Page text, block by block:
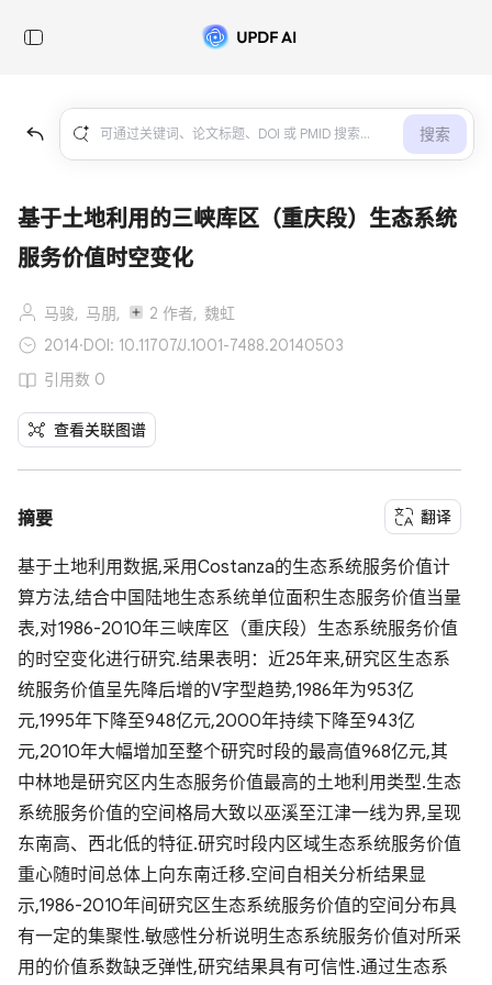
搜索
基于土地利用的三峡库区（重庆段）生态系统
服务价值时空变化
马骏, 马朋, 2 作者, 魏虹
2014·DOI: 10.11707/J.1001-7488.20140503
引用数 0
查看关联图谱
摘要 翻译
基于土地利用数据,采用Costanza的生态系统服务价值计
算方法,结合中国陆地生态系统单位面积生态服务价值当量
表,对1986-2010年三峡库区（重庆段）生态系统服务价值
的时空变化进行研究.结果表明：近25年来,研究区生态系
统服务价值呈先降后增的V字型趋势,1986年为953亿
元,1995年下降至948亿元,2000年持续下降至943亿
元,2010年大幅增加至整个研究时段的最高值968亿元,其
中林地是研究区内生态服务价值最高的土地利用类型.生态
系统服务价值的空间格局大致以巫溪至江津一线为界,呈现
东南高、西北低的特征.研究时段内区域生态系统服务价值
重心随时间总体上向东南迁移.空间自相关分析结果显
示,1986-2010年间研究区生态系统服务价值的空间分布具
有一定的集聚性.敏感性分析说明生态系统服务价值对所采
用的价值系数缺乏弹性,研究结果具有可信性.通过生态系